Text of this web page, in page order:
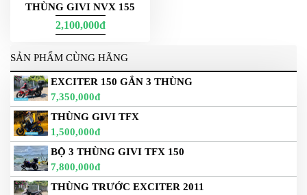
THÙNG GIVI NVX 155
2,100,000đ
SẢN PHẨM CÙNG HÃNG
EXCITER 150 GẮN 3 THÙNG
7,350,000đ
THÙNG GIVI TFX
1,500,000đ
BỘ 3 THÙNG GIVI TFX 150
7,800,000đ
THÙNG TRƯỚC EXCITER 2011